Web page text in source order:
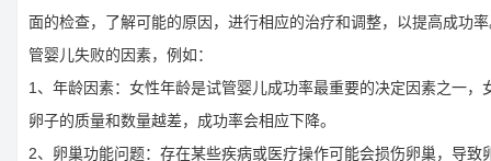
面的检查，了解可能的原因，进行相应的治疗和调整，以提高成功
管婴儿失败的因素，例如：
1、年龄因素：女性年龄是试管婴儿成功率最重要的决定因素之一，
卵子的质量和数量越差，成功率会相应下降。
2、卵巢功能问题：存在某些疾病或医疗操作可能会损伤卵巢，导致